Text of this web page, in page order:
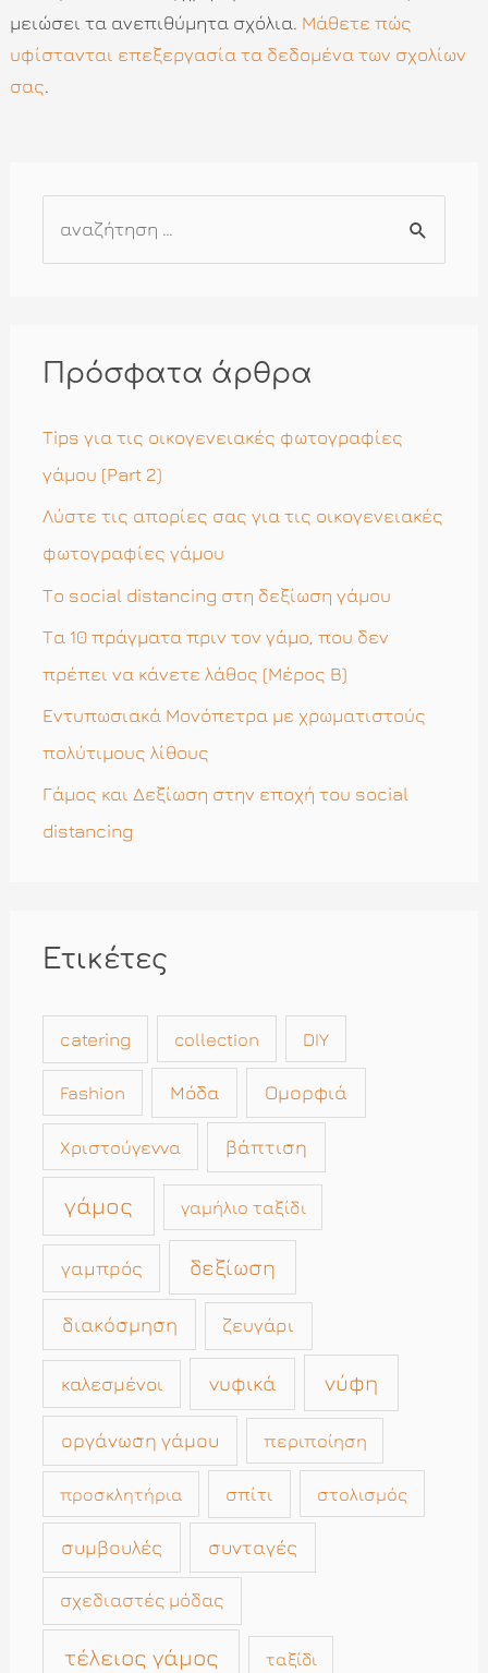
μειώσει τα ανεπιθύμητα σχόλια. Μάθετε πώς
υφίστανται επεξεργασία τα δεδομένα των σχολίων
σας.
ή
η
σ
η
γ
Πρόσφατα άρθρα
Tips για τις οικογενειακές φωτογραφίες
γάμου (Part 2)
Λύστε τις απορίες σας για τις οικογενειακές
φωτογραφίες γάμου
Το social distancing στη δεξίωση γάμου
Τα 10 πράγματα πριν τον γάμο, που δεν
πρέπει να κάνετε λάθος (Μέρος Β)
Εντυπωσιακά Μονόπετρα με χρωματιστούς
πολύτιμους λίθους
Γάμος και Δεξίωση στην εποχή του social
distancing
Ετικέτες
catering collection DIY
Fashion Μόδα Ομορφιά
Χριστούγεννα βάπτιση
γάμος γαμήλιο ταξίδι
γαμπρός δεξίωση
διακόσμηση ζευγάρι
καλεσμένοι νυφικά νύφη
οργάνωση γάμου περιποίηση
προσκλητήρια σπίτι στολισμός
συμβουλές συνταγές
σχεδιαστές μόδας
τέλειος γάμος ταξίδι